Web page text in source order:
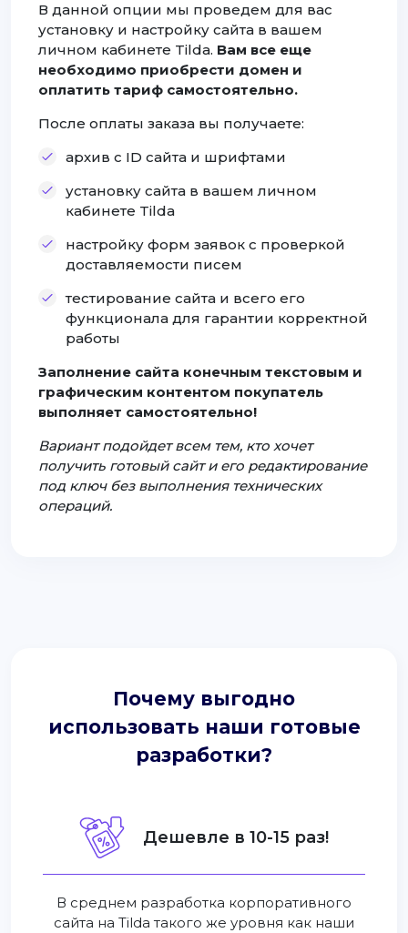
В данной опции мы проведем для вас
установку и настройку сайта в вашем
личном кабинете Tilda. Вам все еще
необходимо приобрести домен и
оплатить тариф самостоятельно.
После оплаты заказа вы получаете:
архив с ID сайта и шрифтами
установку сайта в вашем личном
кабинете Tilda
настройку форм заявок с проверкой
доставляемости писем
тестирование сайта и всего его
функционала для гарантии корректной
работы
Заполнение сайта конечным текстовым и
графическим контентом покупатель
выполняет самостоятельно!
Вариант подойдет всем тем, кто хочет
получить готовый сайт и его редактирование
под ключ без выполнения технических
операций.
Почему выгодно
использовать наши готовые
разработки?
Дешевле в 10-15 раз!
В среднем разработка корпоративного
сайта на Tilda такого же уровня как наши